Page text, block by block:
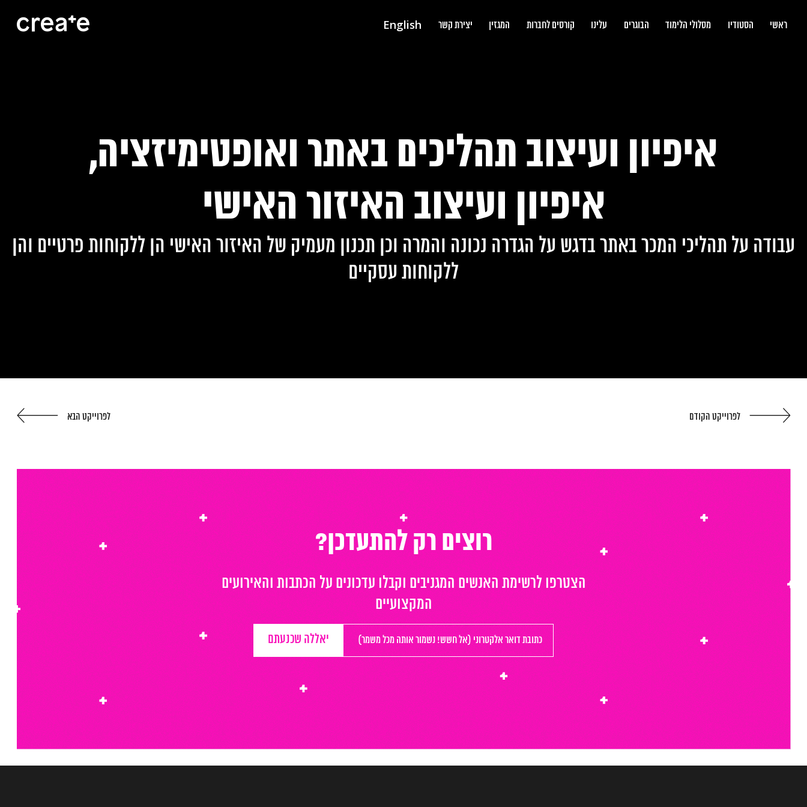
ראשי הסטודיו מסלולי הלימוד הבוגרים עלינו קורסים לחברות המגזין יצירת קשר English
איפיון ועיצוב תהליכים באתר ואופטימיזציה,
איפיון ועיצוב האיזור האישי
עבודה על תהליכי המכר באתר בדגש על הגדרה נכונה והמרה וכן תכנון מעמיק של האיזור האישי הן ללקוחות פרטיים והן
ללקוחות עסקיים
לפרוייקט הקודם לפרוייקט הבא
רוצים רק להתעדכן?
הצטרפו לרשימת האנשים המגניבים וקבלו עדכונים על הכתבות והאירועים
המקצועיים